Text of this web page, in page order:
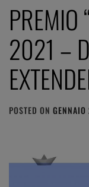
PREMIO
2021 –
POSTED ON